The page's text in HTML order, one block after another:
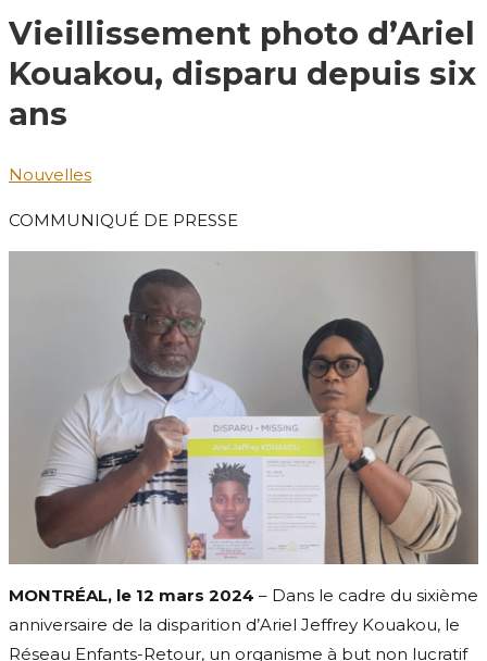
Vieillissement photo d’Ariel
Kouakou, disparu depuis six
ans
Nouvelles
COMMUNIQUÉ DE PRESSE
MONTRÉAL, le 12 mars 2024 – Dans le cadre du sixième
anniversaire de la disparition d’Ariel Jeffrey Kouakou, le
Réseau Enfants-Retour, un organisme à but non lucratif